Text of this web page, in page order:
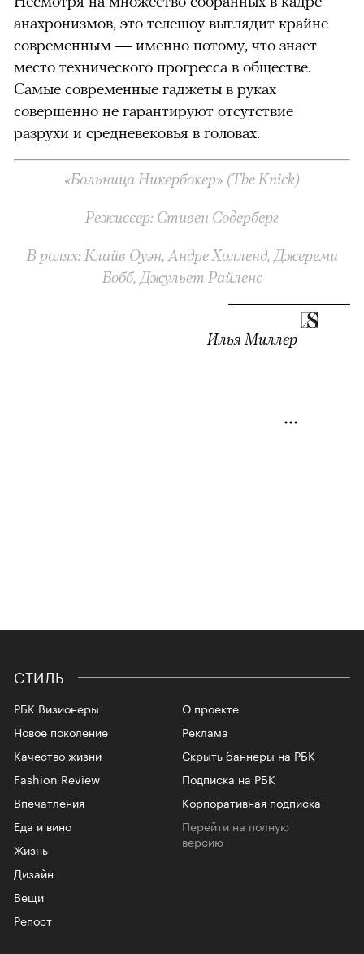
анахронизмов, это телешоу выглядит крайне
современным — именно потому, что знает
место технического прогресса в обществе.
Самые современные гаджеты в руках
совершенно не гарантируют отсутствие
разрухи и средневековья в головах.
«Больница Никербокер» (The Knick)
Режиссер: Стивен Содерберг
В ролях: Клайв Оуэн, Андре Холленд, Джереми
Бобб, Джульет Райленс
Илья Миллер
СТИЛЬ
РБК Визионеры
Новое поколение
Качество жизни
Fashion Review
Впечатления
Еда и вино
Жизнь
Дизайн
Вещи
Репост
О проекте
Реклама
Скрыть баннеры на РБК
Подписка на РБК
Корпоративная подписка
Перейти на полную
версию